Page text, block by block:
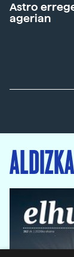
Astro
agerian